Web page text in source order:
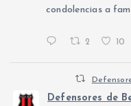
condolencias a
2 10
Defensores de